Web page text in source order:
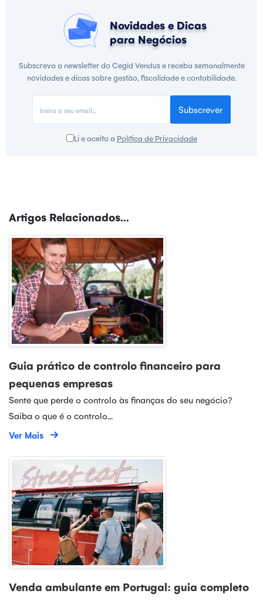
Novidades e Dicas
para Negócios
Subscreva a newsletter do Cegid Vendus e receba semanalmente
novidades e dicas sobre gestão, fiscalidade e contabilidade.
Subscrever
Li e aceito a Política de Privacidade
Artigos Relacionados...
Guia prático de controlo financeiro para
pequenas empresas
Sente que perde o controlo às finanças do seu negócio?
Saiba o que é o controlo...
Ver Mais
Venda ambulante em Portugal: guia completo